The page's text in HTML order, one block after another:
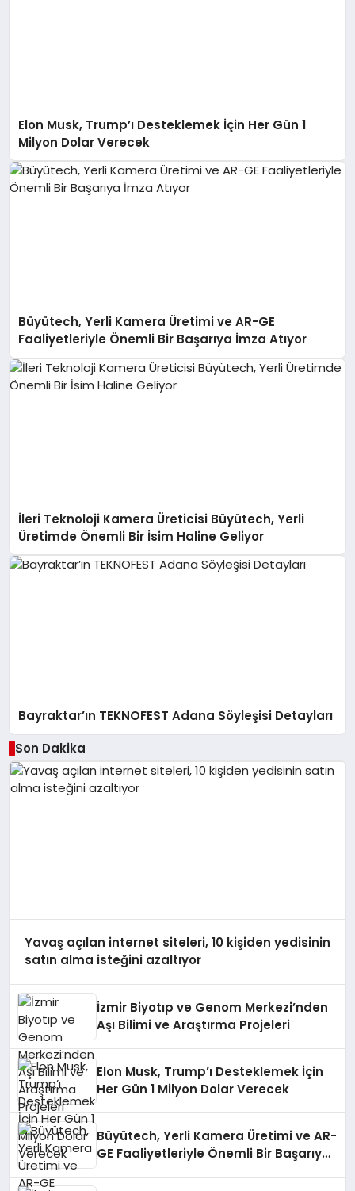
Elon Musk, Trump’ı Desteklemek İçin Her Gün 1
Milyon Dolar Verecek
Büyütech, Yerli Kamera Üretimi ve AR-GE
Faaliyetleriyle Önemli Bir Başarıya İmza Atıyor
İleri Teknoloji Kamera Üreticisi Büyütech, Yerli
Üretimde Önemli Bir İsim Haline Geliyor
Bayraktar’ın TEKNOFEST Adana Söyleşisi Detayları
Son Dakika
Yavaş açılan internet siteleri, 10 kişiden yedisinin
satın alma isteğini azaltıyor
İzmir Biyotıp ve Genom Merkezi’nden
Aşı Bilimi ve Araştırma Projeleri
Elon Musk, Trump’ı Desteklemek İçin
Her Gün 1 Milyon Dolar Verecek
Büyütech, Yerli Kamera Üretimi ve AR-
GE Faaliyetleriyle Önemli Bir Başarıya